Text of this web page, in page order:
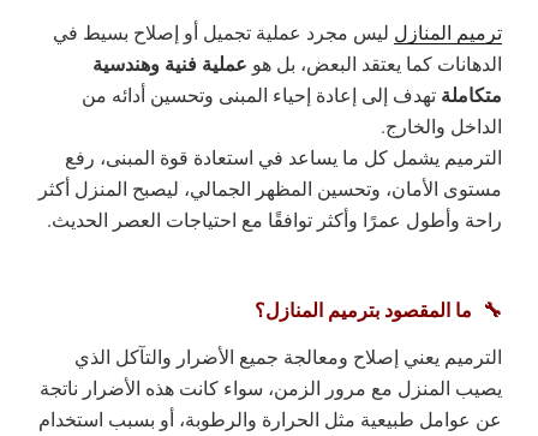
ترميم المنازل ليس مجرد عملية تجميل أو إصلاح بسيط في
الدهانات كما يعتقد البعض، بل هو عملية فنية وهندسية
متكاملة تهدف إلى إعادة إحياء المبنى وتحسين أدائه من
الداخل والخارج.
الترميم يشمل كل ما يساعد في استعادة قوة المبنى، رفع
مستوى الأمان، وتحسين المظهر الجمالي، ليصبح المنزل أكثر
راحة وأطول عمرًا وأكثر توافقًا مع احتياجات العصر الحديث.
🔧 ما المقصود بترميم المنازل؟
الترميم يعني إصلاح ومعالجة جميع الأضرار والتآكل الذي
يصيب المنزل مع مرور الزمن، سواء كانت هذه الأضرار ناتجة
عن عوامل طبيعية مثل الحرارة والرطوبة، أو بسبب استخدام